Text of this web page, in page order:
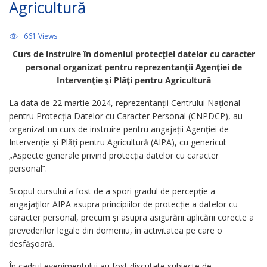
Agricultură
661 Views
Curs de instruire în domeniul protecției datelor cu caracter
personal organizat pentru reprezentanții Agenției de
Intervenție și Plăți pentru Agricultură
La data de 22 martie 2024, reprezentanții Centrului Național
pentru Protecția Datelor cu Caracter Personal (CNPDCP), au
organizat un curs de instruire pentru angajații Agenției de
Intervenție și Plăți pentru Agricultură (AIPA), cu genericul:
„Aspecte generale privind protecția datelor cu caracter
personal”.
Scopul cursului a fost de a spori gradul de percepție a
angajaților AIPA asupra principiilor de protecție a datelor cu
caracter personal, precum și asupra asigurării aplicării corecte a
prevederilor legale din domeniu, în activitatea pe care o
desfășoară.